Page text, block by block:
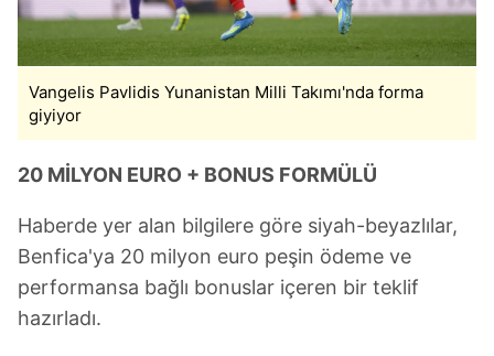
Vangelis Pavlidis Yunanistan Milli Takımı'nda forma
giyiyor
20 MİLYON EURO + BONUS FORMÜLÜ
Haberde yer alan bilgilere göre siyah-beyazlılar,
Benfica'ya 20 milyon euro peşin ödeme ve
performansa bağlı bonuslar içeren bir teklif
hazırladı.